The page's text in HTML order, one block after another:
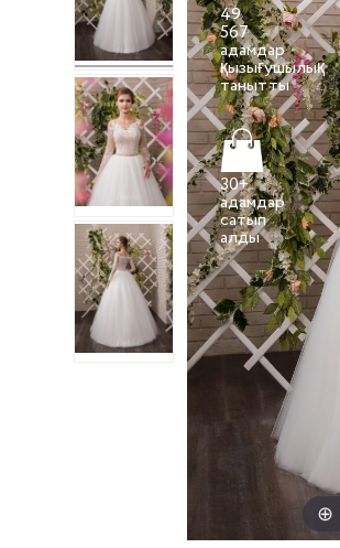
49
567
адамдар
қызығушылық
танытты
30+
адамдар
сатып
алды